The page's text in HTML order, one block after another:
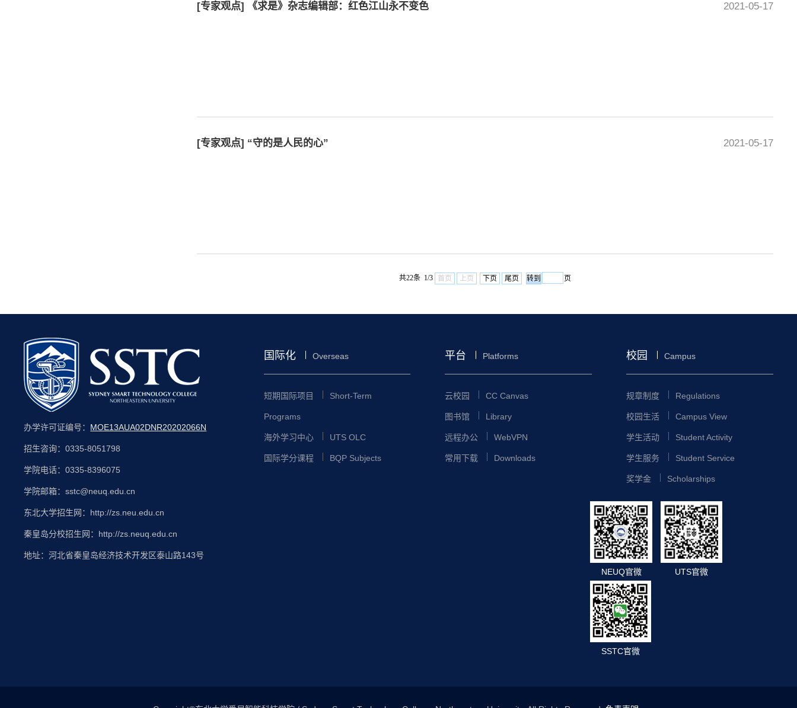
2021-05-17
[专家观点] 《求是》杂志编辑部：红色江山永不变色
2021-05-17
[专家观点] “守的是人民的心”
共22条 1/3 首页 上页 下页 尾页 页
办学许可证编号： MOE13AUA02DNR20202066N
招生咨询：0335-8051798
学院电话：0335-8396075
学院邮箱：sstc@neuq.edu.cn
东北大学招生网：http://zs.neu.edu.cn
秦皇岛分校招生网：http://zs.neuq.edu.cn
地址：河北省秦皇岛经济技术开发区泰山路143号
国际化 Overseas
短期国际项目 Short-Term
Programs
海外学习中心 UTS OLC
国际学分课程 BQP Subjects
平台 Platforms
云校园 CC Canvas
图书馆 Library
远程办公 WebVPN
常用下载 Downloads
校园 Campus
规章制度 Regulations
校园生活 Campus View
学生活动 Student Activity
学生服务 Student Service
奖学金 Scholarships
NEUQ官微 UTS官微
SSTC官微